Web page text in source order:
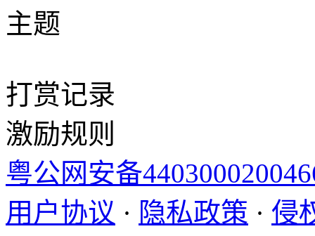
主题
打赏记录
激励规则
粤公网安备
用户协议 · 隐私政策 · 侵